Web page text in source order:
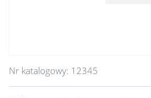
Nr katalogowy: 12345